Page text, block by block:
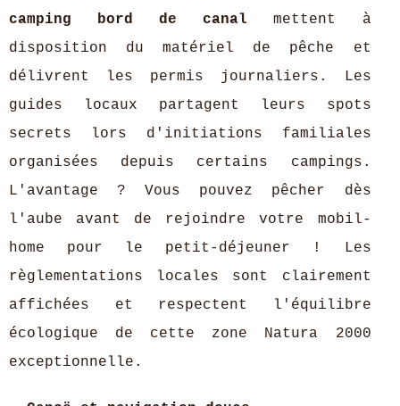
camping bord de canal mettent à
disposition du matériel de pêche et
délivrent les permis journaliers. Les
guides locaux partagent leurs spots
secrets lors d'initiations familiales
organisées depuis certains campings.
L'avantage ? Vous pouvez pêcher dès
l'aube avant de rejoindre votre mobil-
home pour le petit-déjeuner ! Les
règlementations locales sont clairement
affichées et respectent l'équilibre
écologique de cette zone Natura 2000
exceptionnelle.